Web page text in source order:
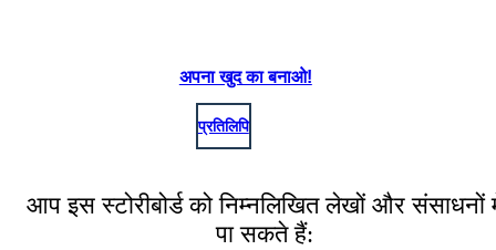
अपना खुद का बनाओ!
प्रतिलिपि
आप इस स्टोरीबोर्ड को निम्नलिखित लेखों और संसाधनों
पा सकते हैं: